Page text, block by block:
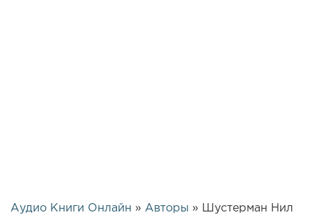
Аудио Книги Онлайн » Авторы » Шустерман Нил